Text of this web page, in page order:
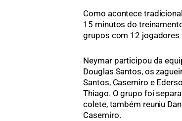
Como acontece
15 minutos do
grupos com 12 jogadores
Neymar participou da
Douglas Santos, os
Santos, Casemiro e
Thiago. O grupo foi
colete, também reuniu
Casemiro.